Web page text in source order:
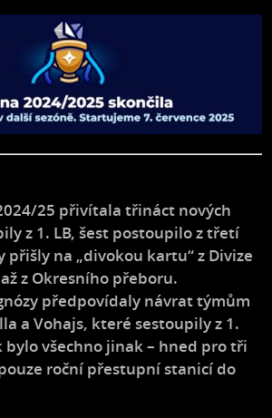
25 přivítala třináct nových
z 1. LB, šest postoupilo z třetí
přišly na „divokou kartu“ z Divize
z Okresního přeboru.
předpovídaly návrat týmům
a Vohajs, které sestoupily z 1.
bylo všechno jinak – hned pro tři
roční přestupní stanicí do